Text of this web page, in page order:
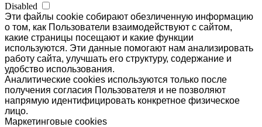
Disabled
Эти файлы cookie собирают обезличенную информацию
о том, как Пользователи взаимодействуют с сайтом,
какие страницы посещают и какие функции
используются. Эти данные помогают нам анализировать
работу сайта, улучшать его структуру, содержание и
удобство использования.
Аналитические cookies используются только после
получения согласия Пользователя и не позволяют
напрямую идентифицировать конкретное физическое
лицо.
Маркетинговые cookies